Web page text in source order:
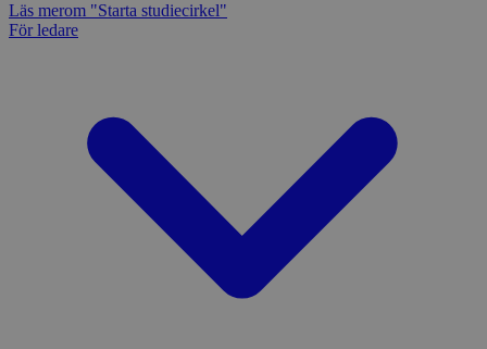
Läs merom "Starta studiecirkel"
För ledare